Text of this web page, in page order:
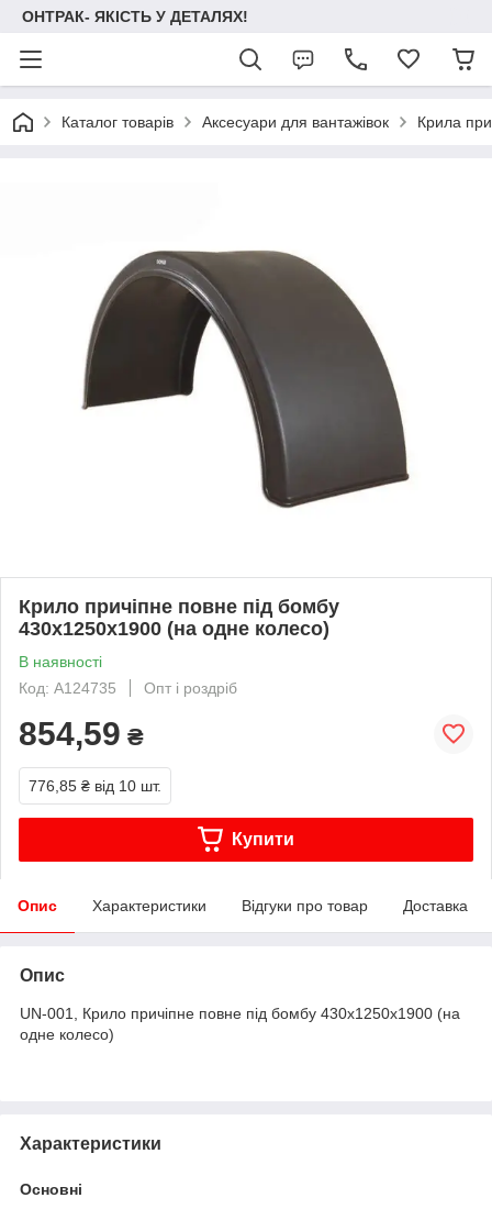
ОНТРАК- ЯКІСТЬ У ДЕТАЛЯХ!
Каталог товарів Аксесуари для вантажівок Крила
Крило причіпне повне під бомбу
430x1250x1900 (на одне колесо)
В наявності
Код: A124735
Опт і роздріб
854,59 ₴
776,85 ₴ від 10 шт.
Купити
Опис Характеристики Відгуки про товар Доставка
Опис
UN-001, Крило причіпне повне під бомбу 430x1250x1900 (на
одне колесо)
Характеристики
Основні